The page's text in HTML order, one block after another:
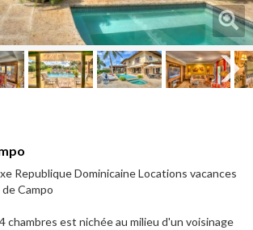
Republique Dominicaine Locations vacances
Campo
chambres est nichée au milieu d'un voisinage